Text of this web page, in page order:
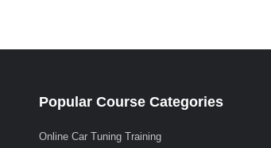
Popular Course Categories
Online Car Tuning Training